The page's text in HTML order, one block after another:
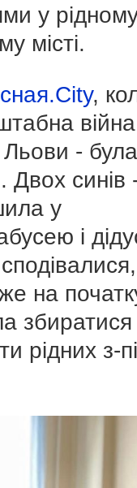
у
місті.
,
Льови -
Двох синів
у
і
на
збиратися
рідних з-